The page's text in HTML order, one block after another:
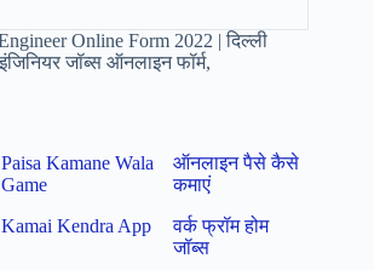
Online Form 2022 | दिल्ली
जॉब्स ऑनलाइन फॉर्म,
Paisa Kamane Wala
Game
ऑनलाइन पैसे कैसे
कमाएं
Kamai Kendra App
वर्क फ्रॉम होम
जॉब्स